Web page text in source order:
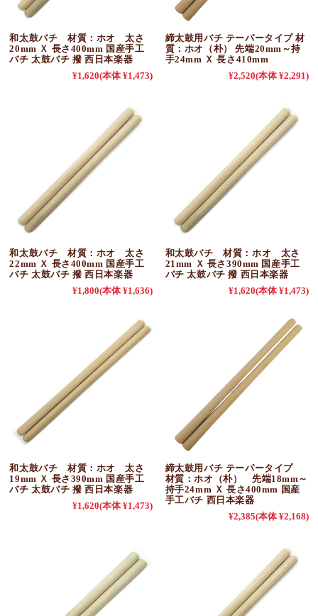
和太鼓バチ 材質：ホオ 太さ
20mm Ｘ 長さ400mm 国産手工
バチ 太鼓バチ 撥 西日本楽器
¥1,620(本体 ¥1,473)
締太鼓用バチ テーパータイプ 材
質：ホオ（朴） 先端20mm～持
手24mm Ｘ 長さ410mm
¥2,520(本体 ¥2,291)
和太鼓バチ 材質：ホオ 太さ
22mm Ｘ 長さ400mm 国産手工
バチ 太鼓バチ 撥 西日本楽器
¥1,800(本体 ¥1,636)
和太鼓バチ 材質：ホオ 太さ
21mm Ｘ 長さ390mm 国産手工
バチ 太鼓バチ 撥 西日本楽器
¥1,620(本体 ¥1,473)
和太鼓バチ 材質：ホオ 太さ
19mm Ｘ 長さ390mm 国産手工
バチ 太鼓バチ 撥 西日本楽器
¥1,620(本体 ¥1,473)
締太鼓用バチ テーパータイプ
材質：ホオ（朴） 先端18mm～
持手24mm Ｘ 長さ400mm 国産
手工バチ 西日本楽器
¥2,385(本体 ¥2,168)